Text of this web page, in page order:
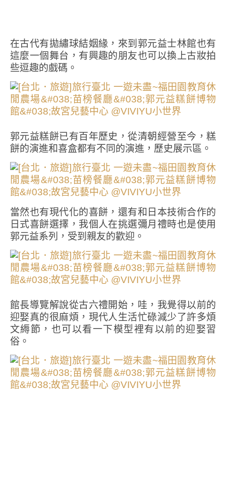
在古代有拋繡球結姻緣，來到郭元益士林館也有
這麼一個舞台，有興趣的朋友也可以換上古妝拍
些逗趣的戲碼。
郭元益糕餅已有百年歷史，從清朝經營至今，糕
餅的演進和喜盒都有不同的演進，歷史展示區。
當然也有現代化的喜餅，還有和日本技術合作的
日式喜餅選擇，我個人在挑選彌月禮時也是使用
郭元益系列，受到親友的歡迎。
館長導覽解說從古六禮開始，哇，我覺得以前的
迎娶真的很麻煩，現代人生活忙碌減少了許多煩
文縟節，也可以看一下模型裡有以前的迎娶習
俗。